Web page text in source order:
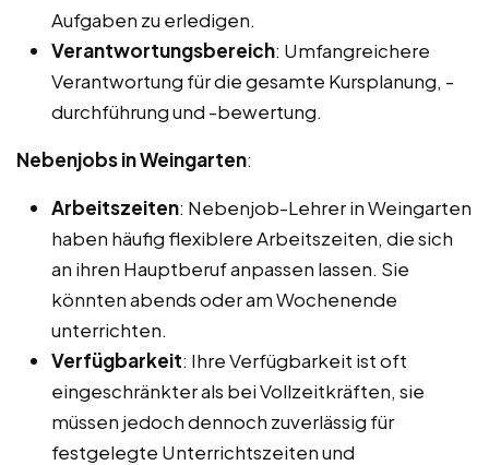
Aufgaben zu erledigen.
Verantwortungsbereich: Umfangreichere
Verantwortung für die gesamte Kursplanung, -
durchführung und -bewertung.
Nebenjobs in Weingarten:
Arbeitszeiten: Nebenjob-Lehrer in Weingarten
haben häufig flexiblere Arbeitszeiten, die sich
an ihren Hauptberuf anpassen lassen. Sie
könnten abends oder am Wochenende
unterrichten.
Verfügbarkeit: Ihre Verfügbarkeit ist oft
eingeschränkter als bei Vollzeitkräften, sie
müssen jedoch dennoch zuverlässig für
festgelegte Unterrichtszeiten und